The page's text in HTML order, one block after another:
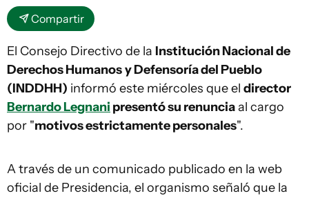
Compartir
El Consejo Directivo de la Institución Nacional de
Derechos Humanosy Defensoría del Pueblo
(INDDHH) informó este miércoles que el director
Bernardo Legnani presentó su renunciaal cargo
por "motivos estrictamente personales".
A través de un comunicado publicado en la web
oficial de Presidencia, el organismo señaló que la